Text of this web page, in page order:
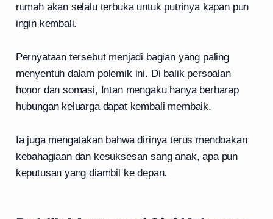
rumah akan selalu terbuka untuk putrinya kapan pun
ingin kembali.
Pernyataan tersebut menjadi bagian yang paling
menyentuh dalam polemik ini. Di balik persoalan
honor dan somasi, Intan mengaku hanya berharap
hubungan keluarga dapat kembali membaik.
Ia juga mengatakan bahwa dirinya terus mendoakan
kebahagiaan dan kesuksesan sang anak, apa pun
keputusan yang diambil ke depan.